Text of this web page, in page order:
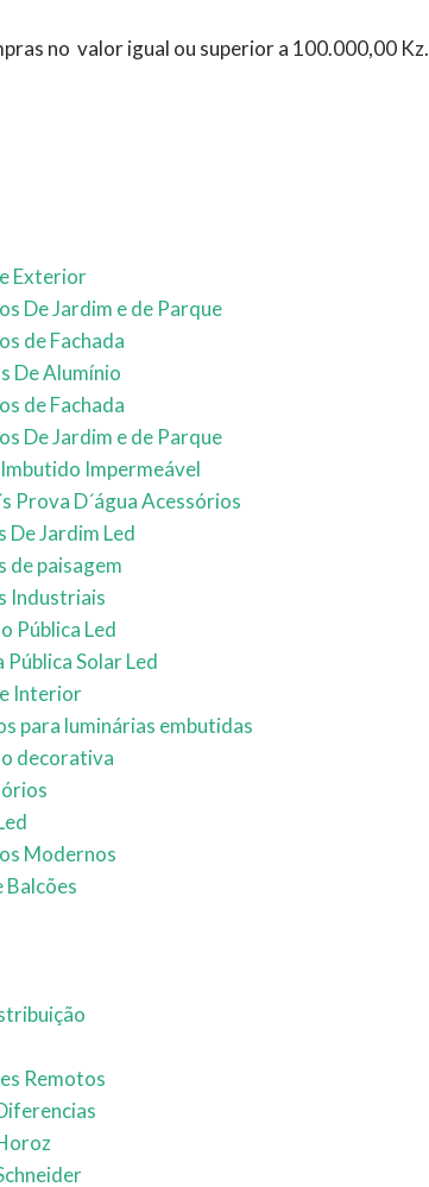
no valor igual ou superior a 100.000,00 Kz.
Exterior
De Jardim e de Parque
de Fachada
De Alumínio
de Fachada
De Jardim e de Parque
Impermeável
Prova D´água Acessórios
De Jardim Led
de paisagem
Industriais
Pública Led
Pública Solar Led
Interior
para luminárias embutidas
decorativa
Modernos
Balcões
Remotos